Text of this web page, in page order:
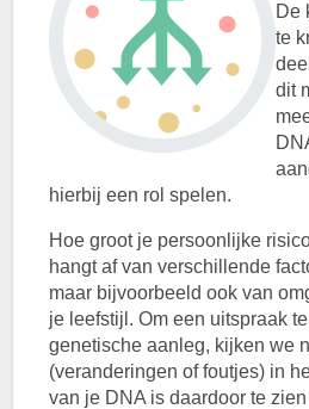
De
te
dit
hierbij een rol spelen.
Hoe groot je persoonlijke
hangt af van verschillende
maar bijvoorbeeld ook van
je leefstijl. Om een uitspraak
genetische aanleg, kijken we
(veranderingen of foutjes) in
van je DNA is daardoor te